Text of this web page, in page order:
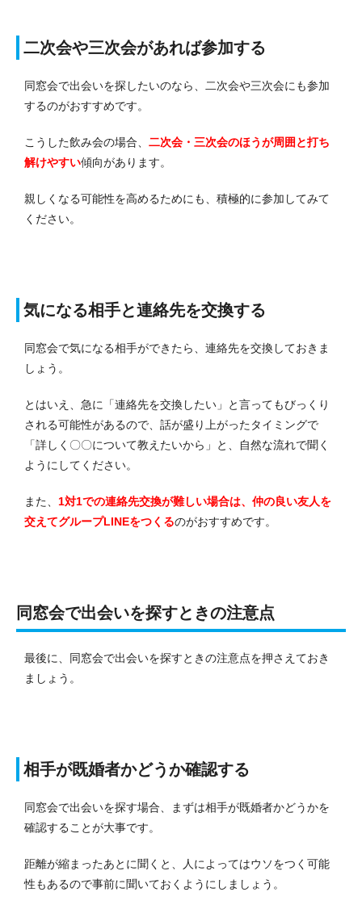
二次会や三次会があれば参加する
同窓会で出会いを探したいのなら、二次会や三次会にも参加
するのがおすすめです。
こうした飲み会の場合、 二次会・三次会のほうが周囲と打ち
解けやすい傾向があります。
親しくなる可能性を高めるためにも、積極的に参加してみて
ください。
気になる相手と連絡先を交換する
同窓会で気になる相手ができたら、連絡先を交換しておきま
しょう。
とはいえ、急に「連絡先を交換したい」と言ってもびっくり
される可能性があるので、話が盛り上がったタイミングで
「詳しく〇〇について教えたいから」と、自然な流れで聞く
ようにしてください。
また、 1対1での連絡先交換が難しい場合は、仲の良い友人を
交えてグループLINEをつくるのがおすすめです。
同窓会で出会いを探すときの注意点
最後に、同窓会で出会いを探すときの注意点を押さえておき
ましょう。
相手が既婚者かどうか確認する
同窓会で出会いを探す場合、まずは相手が既婚者かどうかを
確認することが大事です。
距離が縮まったあとに聞くと、人によってはウソをつく可能
性もあるので事前に聞いておくようにしましょう。